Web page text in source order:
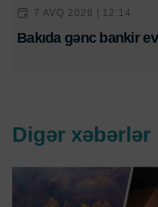
7 AVQ 2026 | 12:14
Bakıda gənc bankir
Digər xəbərlər